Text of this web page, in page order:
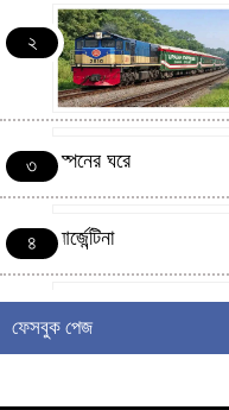
২
৩
স্পেনের ঘরে
৪
আর্জেন্টিনা
৫
ফেসবুক পেজ